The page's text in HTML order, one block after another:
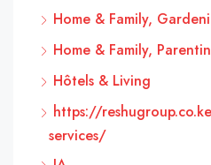
Home & Family,
Home & Family,
Hôtels & Living
https://
services/